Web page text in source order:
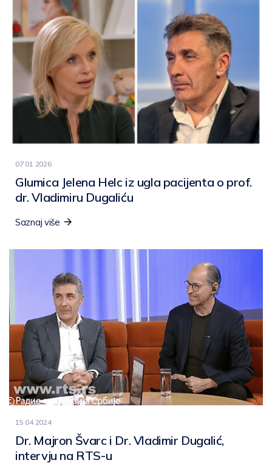
07 01 2026
Glumica Jelena Helc iz ugla pacijenta o prof.
dr. Vladimiru Dugaliću
Saznaj više
15 04 2024
Dr. Majron Švarc i Dr. Vladimir Dugalić,
intervju na RTS-u